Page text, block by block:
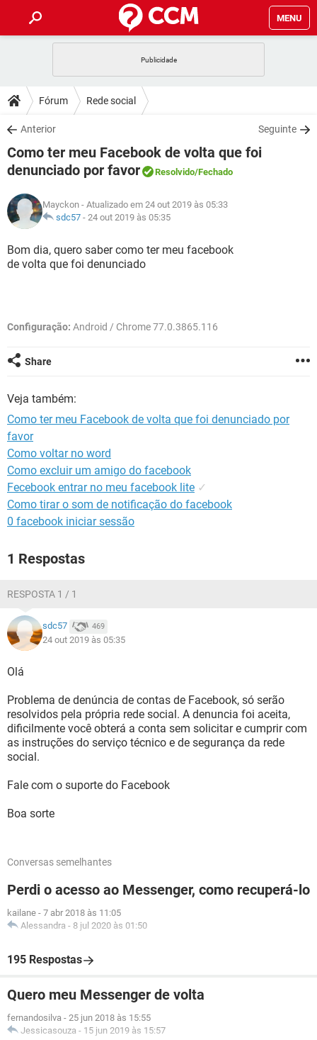
MENU
CELULAR
OUTLOOK
INSTAGRAM GMAIL
GUIA DE COMPRAS
DICAS
JOGOS
OUTLOOK
GUIA DE COMPRAS
DOWNLOADS
JOGOS WHATSAPP
CELULAR FACEBOOK
OUTLOOK EXCEL
INSTAGRAM
GUIA DE COMPRAS
FÓRUM
CELULAR FACEBOOK
INSTAGRAM
GLOSSÁRIO
JOGOS
CELULAR FACEBOOK
GUIA DE COMPRAS
Fórum Rede social
Anterior Seguinte
Como ter meu Facebook de volta que foi
denunciado por favor
Resolvido/Fechado
Mayckon - Atualizado em 24 out 2019 às 05:33
sdc57 - 24 out 2019 às 05:35
Bom dia, quero saber como ter meu facebook
de volta que foi denunciado
Configuração: Android / Chrome 77.0.3865.116
Share
Veja também:
Como ter meu Facebook de volta que foi denunciado por
favor
Como voltar no word
Como excluir um amigo do facebook
Fecebook entrar no meu facebook lite ✓
Como tirar o som de notificação do facebook
0 facebook iniciar sessão
1 Respostas
RESPOSTA 1 / 1
sdc57 469
24 out 2019 às 05:35
Olá
Problema de denúncia de contas de Facebook, só serão
resolvidos pela própria rede social. A denuncia foi aceita,
dificilmente você obterá a conta sem solicitar e cumprir com
as instruções do serviço técnico e de segurança da rede
social.
Fale com o suporte do Facebook
Boa sorte
Conversas semelhantes
Perdi o acesso ao Messenger, como recuperá-lo
kailane - 7 abr 2018 às 11:05
Alessandra - 8 jul 2020 às 01:50
195 Respostas
Quero meu Messenger de volta
fernandosilva - 25 jun 2018 às 15:55
Jessicasouza - 15 jun 2019 às 15:57